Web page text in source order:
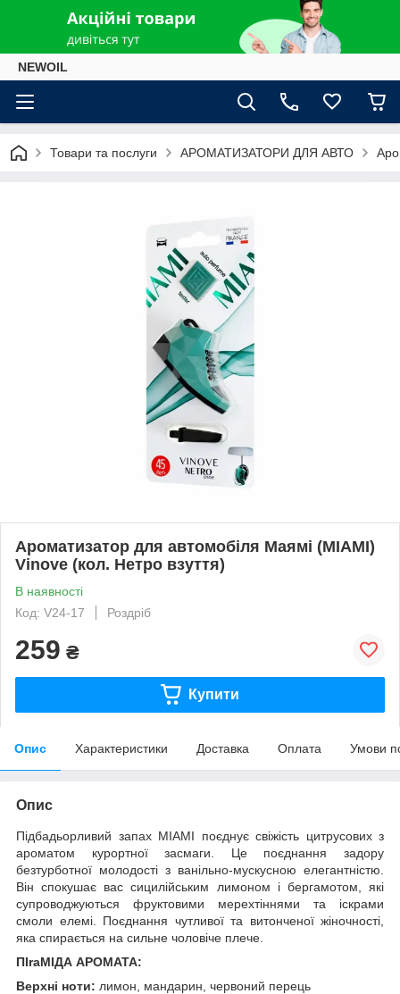
NEWOIL
Товари та послуги АРОМАТИЗАТОРИ ДЛЯ АВТО
Ароматизатор для автомобіля Маямі (MIAMI)
Vinove (кол. Нетро взуття)
В наявності
Код: V24-17
Роздріб
259 ₴
Купити
Опис Характеристики Доставка Оплата Умови
Опис
Підбадьорливий запах MIAMI поєднує свіжість цитрусових з
ароматом курортної засмаги. Це поєднання задору
безтурботної молодості з ванільно-мускусною елегантністю.
Він спокушає вас сицилійським лимоном і бергамотом, які
супроводжуються фруктовими мерехтіннями та іскрами
смоли елемі. Поєднання чутливої та витонченої жіночності,
яка спирається на сильне чоловіче плече.
ПІraМІДА АРОМАТА:
Верхні ноти: лимон, мандарин, червоний перець